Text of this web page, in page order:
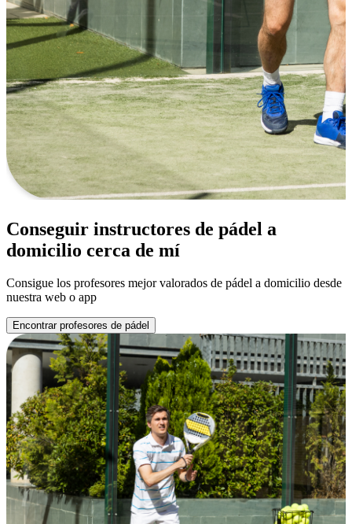
Conseguir instructores de pádel a
domicilio cerca de mí
Consigue los profesores mejor valorados de pádel a domicilio desde
nuestra web o app
Encontrar profesores de pádel